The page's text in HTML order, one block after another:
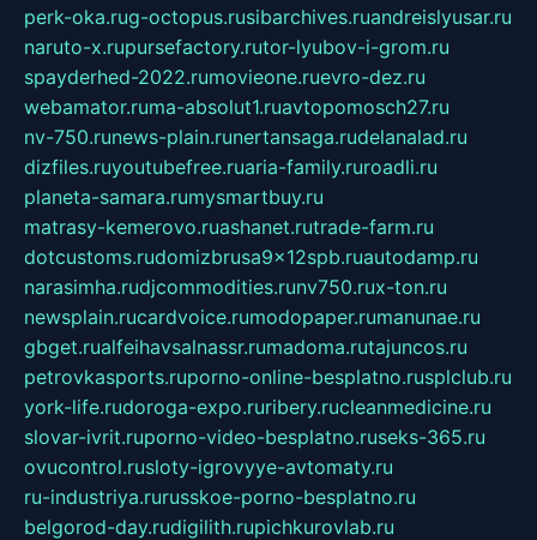
perk-oka.rug-octopus.rusibarchives.ruandreislyusar.ru
naruto-x.rupursefactory.rutor-lyubov-i-grom.ru
spayderhed-2022.rumovieone.ruevro-dez.ru
webamator.ruma-absolut1.ruavtopomosch27.ru
nv-750.runews-plain.runertansaga.rudelanalad.ru
dizfiles.ruyoutubefree.ruaria-family.ruroadli.ru
planeta-samara.rumysmartbuy.ru
matrasy-kemerovo.ruashanet.rutrade-farm.ru
dotcustoms.rudomizbrusa9x12spb.ruautodamp.ru
narasimha.rudjcommodities.runv750.rux-ton.ru
newsplain.rucardvoice.rumodopaper.rumanunae.ru
gbget.rualfeihavsalnassr.rumadoma.rutajuncos.ru
petrovkasports.ruporno-online-besplatno.rusplclub.ru
york-life.rudoroga-expo.ruribery.rucleanmedicine.ru
slovar-ivrit.ruporno-video-besplatno.ruseks-365.ru
ovucontrol.rusloty-igrovyye-avtomaty.ru
ru-industriya.rurusskoe-porno-besplatno.ru
belgorod-day.rudigilith.rupichkurovlab.ru